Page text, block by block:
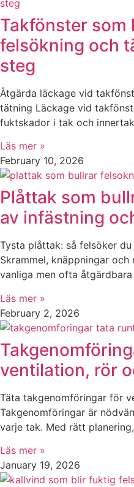
Takfönster som
felsökning och
steg
Åtgärda läckage vid
tätning Läckage vid
fuktskador i tak och
Läs mer »
February 10, 2026
Plåttak som
av infästning
Tysta plåttak: så felsöker
Skrammel, knäppningar
vanliga men ofta
Läs mer »
February 2, 2026
ventilation, rör
Täta takgenomföringar för
Takgenomföringar är
varje tak. Med rätt
Läs mer »
January 19, 2026